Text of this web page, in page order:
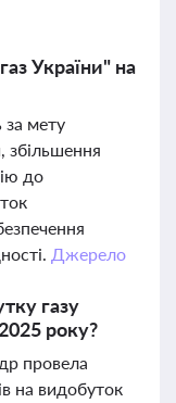
України" на
мету
збільшення
до
Джерело
газу
року?
провела
на видобуток